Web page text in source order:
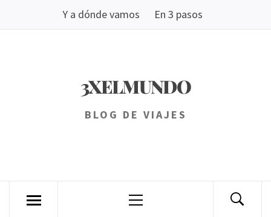
Y a dónde vamos En 3 pasos
3XELMUNDO
BLOG DE VIAJES
principal